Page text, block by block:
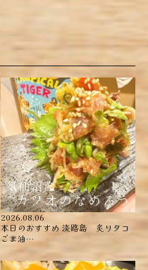
2026.08.06
本日のおすすめ ︎淡路島 炙りタコ
ごま油…